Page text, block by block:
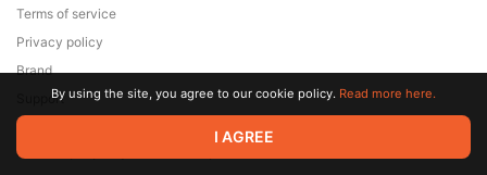
© 2026 Zaya Solutions Limited. All rights reserved. All trademarks
are the property of their respective owners.
Terms of service
Privacy policy
Brand
SupportBy using the site, you agree to our cookie policy. Read more here.
I AGREE